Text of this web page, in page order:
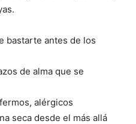
bastarte antes de los
de alma que se
alérgicos
seca desde el más allá